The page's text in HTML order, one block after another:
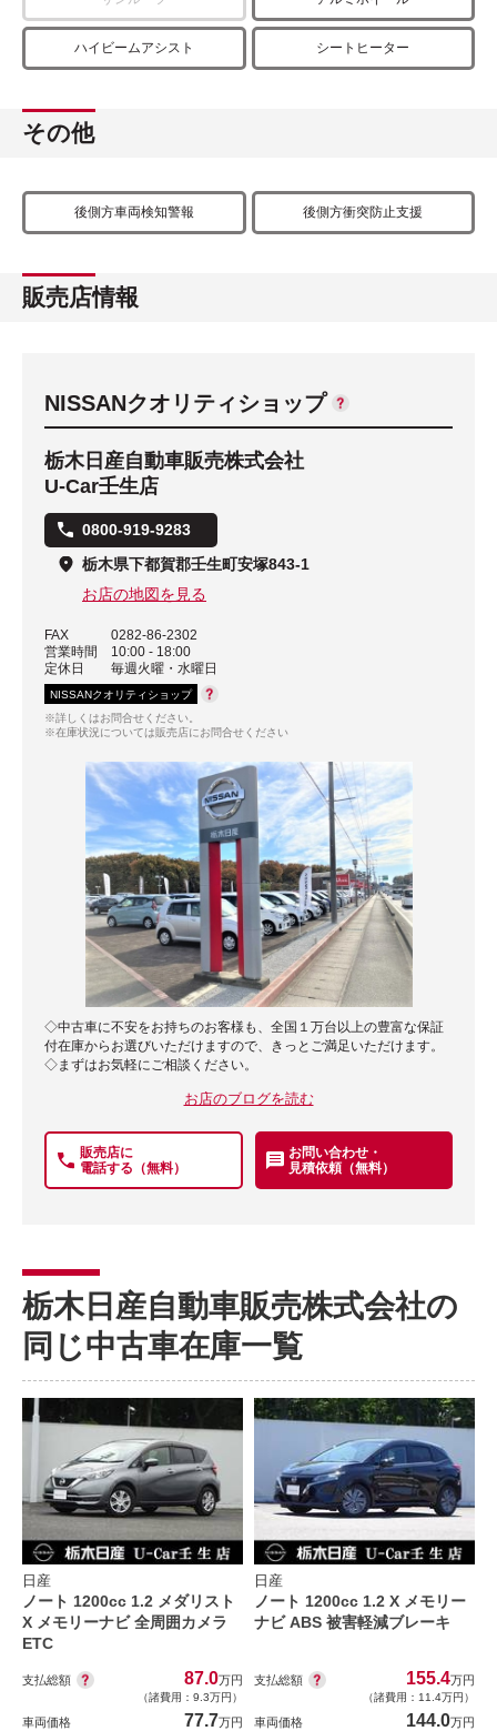
ハイビームアシスト シートヒーター
その他
後側方車両検知警報 後側方衝突防止支援
販売店情報
NISSANクオリティショップ
栃木日産自動車販売株式会社
U-Car壬生店
0800-919-9283
栃木県下都賀郡壬生町安塚843-1
お店の地図を見る
FAX
0282-86-2302
営業時間
10:00 - 18:00
定休日
毎週火曜・水曜日
NISSANクオリティショップ
※詳しくはお問合せください。
※在庫状況については販売店にお問合せください
◇中古車に不安をお持ちのお客様も、全国１万台以上の豊富な保証
付在庫からお選びいただけますので、きっとご満足いただけます。
◇まずはお気軽にご相談ください。
お店のブログを読む
販売店に
電話する（無料）
お問い合わせ・
見積依頼（無料）
栃木日産自動車販売株式会社の
同じ中古車在庫一覧
日産
ノート 1200cc 1.2 メダリスト
X メモリーナビ 全周囲カメラ
ETC
支払総額 87.0万円
（諸費用：9.3万円）
車両価格 77.7万円
日産
ノート 1200cc 1.2 X メモリー
ナビ ABS 被害軽減ブレーキ
支払総額 155.4万円
（諸費用：11.4万円）
車両価格 144.0万円